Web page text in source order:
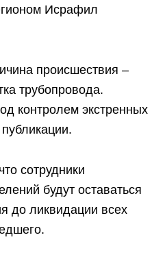
Исрафил
происшествия –
трубопровода.
контролем экстренных
сотрудники
будут оставаться
до ликвидации всех